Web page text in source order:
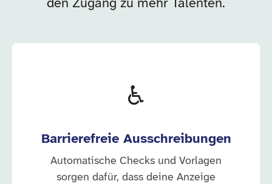
den Zugang zu mehr Talenten.
♿
Barrierefreie Ausschreibungen
Automatische Checks und Vorlagen
sorgen dafür, dass deine Anzeige